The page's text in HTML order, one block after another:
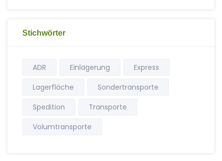
Stichwörter
ADR Einlagerung
Express
Lagerfläche
Sondertransporte
Spedition
Transporte
Volumtransporte